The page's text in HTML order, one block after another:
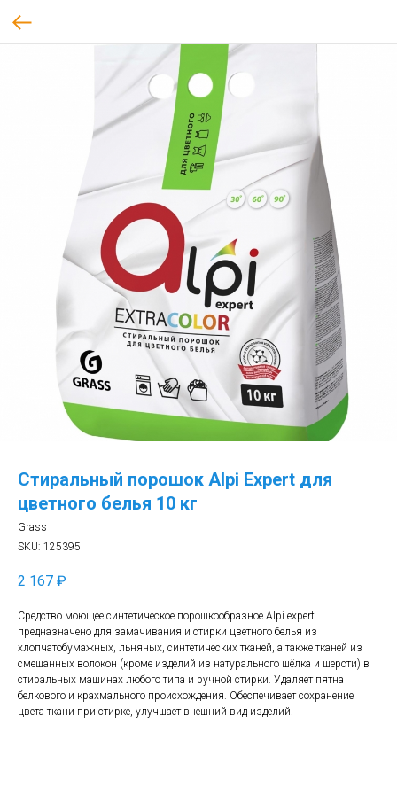
Стиральный порошок Alpi Expert для
цветного белья 10 кг
Grass
SKU: 125395
2 167 ₽
Средство моющее синтетическое порошкообразное Alpi expert
предназначено для замачивания и стирки цветного белья из
хлопчатобумажных, льняных, синтетических тканей, а также тканей из
смешанных волокон (кроме изделий из натурального шёлка и шерсти) в
стиральных машинах любого типа и ручной стирки. Удаляет пятна
белкового и крахмального происхождения. Обеспечивает сохранение
цвета ткани при стирке, улучшает внешний вид изделий.